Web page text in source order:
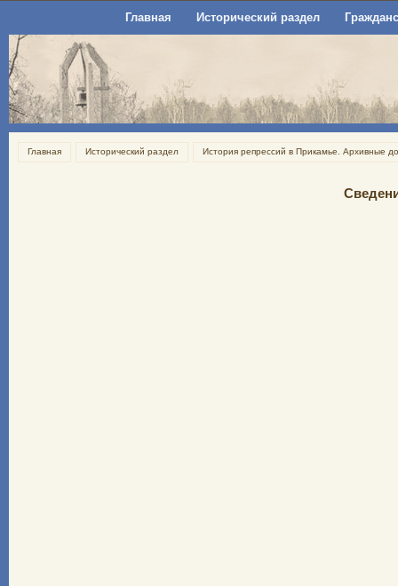
Главная Исторический раздел
Главная Исторический раздел История репрессий в Прикамье. Архивные